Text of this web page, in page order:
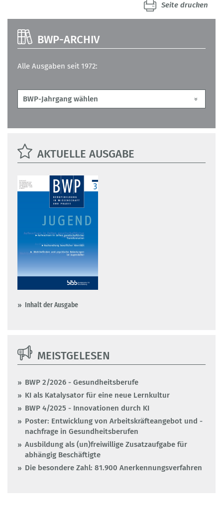
Seite drucken
BWP-ARCHIV
Alle Ausgaben seit 1972:
AKTUELLE AUSGABE
Inhalt der Ausgabe
MEISTGELESEN
BWP 2/2026 - Gesundheitsberufe
KI als Katalysator für eine neue Lernkultur
BWP 4/2025 - Innovationen durch KI
Poster: Entwicklung von Arbeitskräfteangebot und -
nachfrage in Gesundheitsberufen
Ausbildung als (un)freiwillige Zusatzaufgabe für
abhängig Beschäftigte
Die besondere Zahl: 81.900 Anerkennungsverfahren